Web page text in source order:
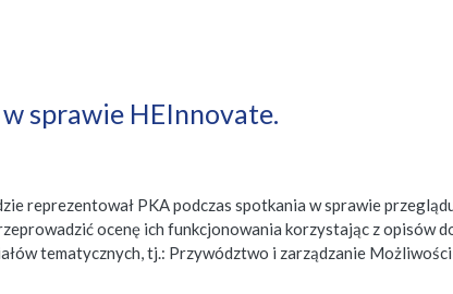
sprawie HEInnovate.
reprezentował PKA podczas spotkania w sprawie
ocenę ich funkcjonowania korzystając z opisów
tematycznych, tj.: Przywództwo i zarządzanie